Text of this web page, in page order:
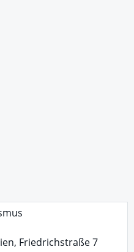
Friedrichstraße 7